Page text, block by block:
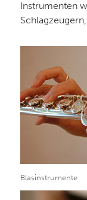
Instrumenten
Blasinstrumente